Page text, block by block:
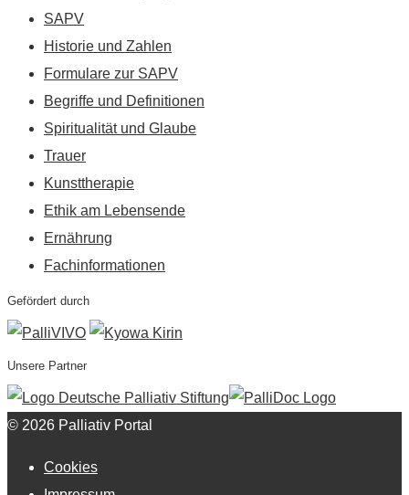
SAPV
Historie und Zahlen
Formulare zur SAPV
Begriffe und Definitionen
Spiritualität und Glaube
Trauer
Kunsttherapie
Ethik am Lebensende
Ernährung
Fachinformationen
Gefördert durch
Unsere Partner
© 2026 Palliativ Portal
Cookies